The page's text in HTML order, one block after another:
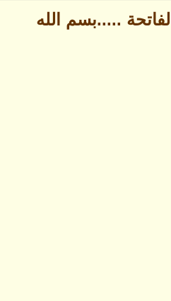
الفاتحة .....بسم الله